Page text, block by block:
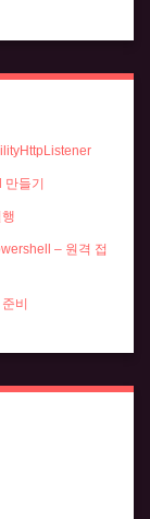
들기
– 원격 접
비